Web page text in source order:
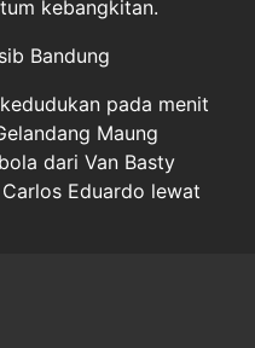
kebangkitan.
Bandung
pada menit
Maung
dari Van Basty
Eduardo lewat